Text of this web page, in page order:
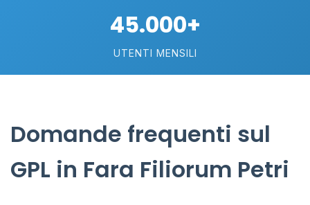
45.000+
UTENTI MENSILI
Domande frequenti sul
GPL in Fara Filiorum Petri